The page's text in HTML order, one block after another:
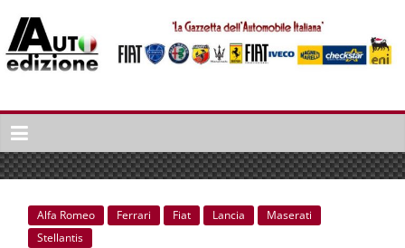
naar
inhoud
Auto
Edizione
La
Gazetta
dell'Automobile
ItalianaAlfa Romeo Ferrari Fiat Lancia
Maserati
Stellantis